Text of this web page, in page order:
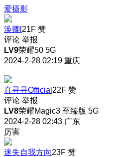
爱摄影
涣卿l 21F 赞
评论 举报
LV9荣耀50 5G
2024-2-28 02:19 重庆
真寻寻Official 22F 赞
评论 举报
LV8荣耀Magic3 至臻版 5G
2024-2-28 02:43 广东
厉害
迷失自我方向23F 赞